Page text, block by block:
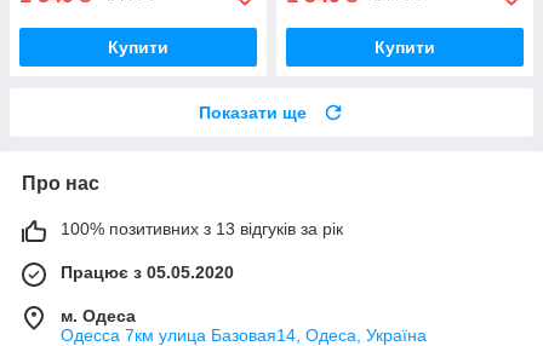
Купити Купити
Показати ще
Про нас
100% позитивних з 13 відгуків за рік
Працює з 05.05.2020
м. Одеса
Одесса 7км улица Базовая14, Одеса, Україна